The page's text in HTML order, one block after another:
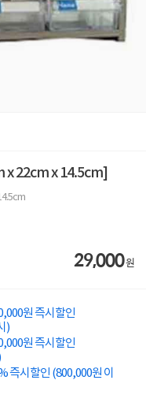
x 22cm x 14.5cm]
29,000원
원 즉시할인
)
원 즉시할인
즉시할인 (800,000원 이